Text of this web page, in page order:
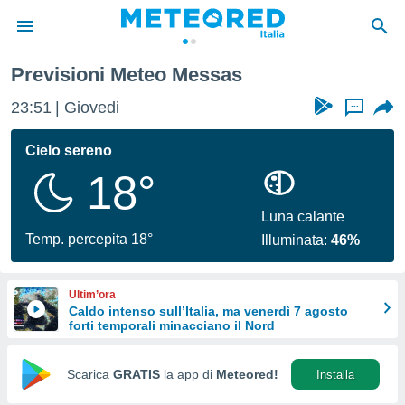
di
per
le
di
Web
Previsioni Meteo Messas
23:51 Giovedi ...
Cielo sereno
18°
Temp. percepita 18°
Luna calante
Illuminata:46%
Ultim’ora
Caldo intenso sull’Italia, ma venerdì 7 agosto
forti temporali minacciano il Nord
Scarica GRATIS la app di Meteored! Installa